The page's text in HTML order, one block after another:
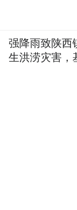
强降雨致陕西
生洪涝灾害，